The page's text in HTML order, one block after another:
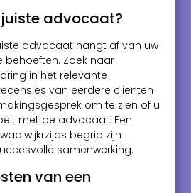
juiste advocaat?
advocaat hangt af van uw
behoeften. Zoek naar
in het relevante
van eerdere cliënten
om te zien of u
met de advocaat. Een
begrip zijn
samenwerking.
van een